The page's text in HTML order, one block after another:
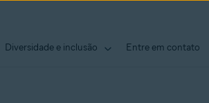
Diversidade e inclusão Entre em contato